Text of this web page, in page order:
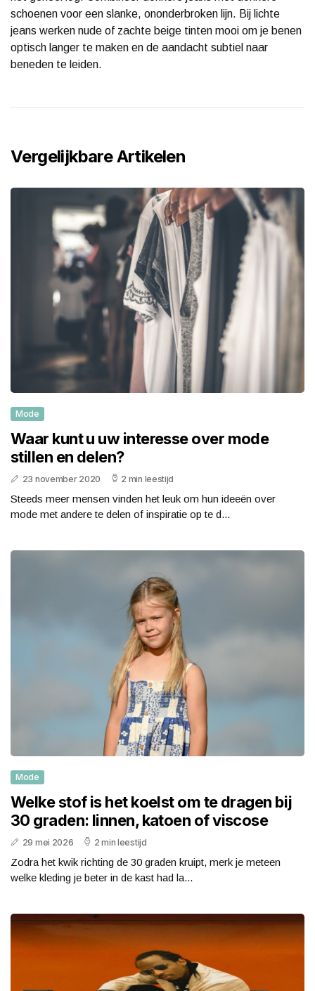
schoenen voor een slanke, ononderbroken lijn. Bij lichte
jeans werken nude of zachte beige tinten mooi om je benen
optisch langer te maken en de aandacht subtiel naar
beneden te leiden.
Vergelijkbare Artikelen
Mode
Waar kunt u uw interesse over mode
stillen en delen?
23 november 2020 2 min leestijd
Steeds meer mensen vinden het leuk om hun ideeën over
mode met andere te delen of inspiratie op te d...
Mode
Welke stof is het koelst om te dragen bij
30 graden: linnen, katoen of viscose
29 mei 2026 2 min leestijd
Zodra het kwik richting de 30 graden kruipt, merk je meteen
welke kleding je beter in de kast had la...